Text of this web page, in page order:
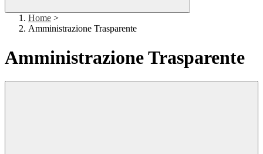
Home >
Amministrazione Trasparente
Amministrazione Trasparente